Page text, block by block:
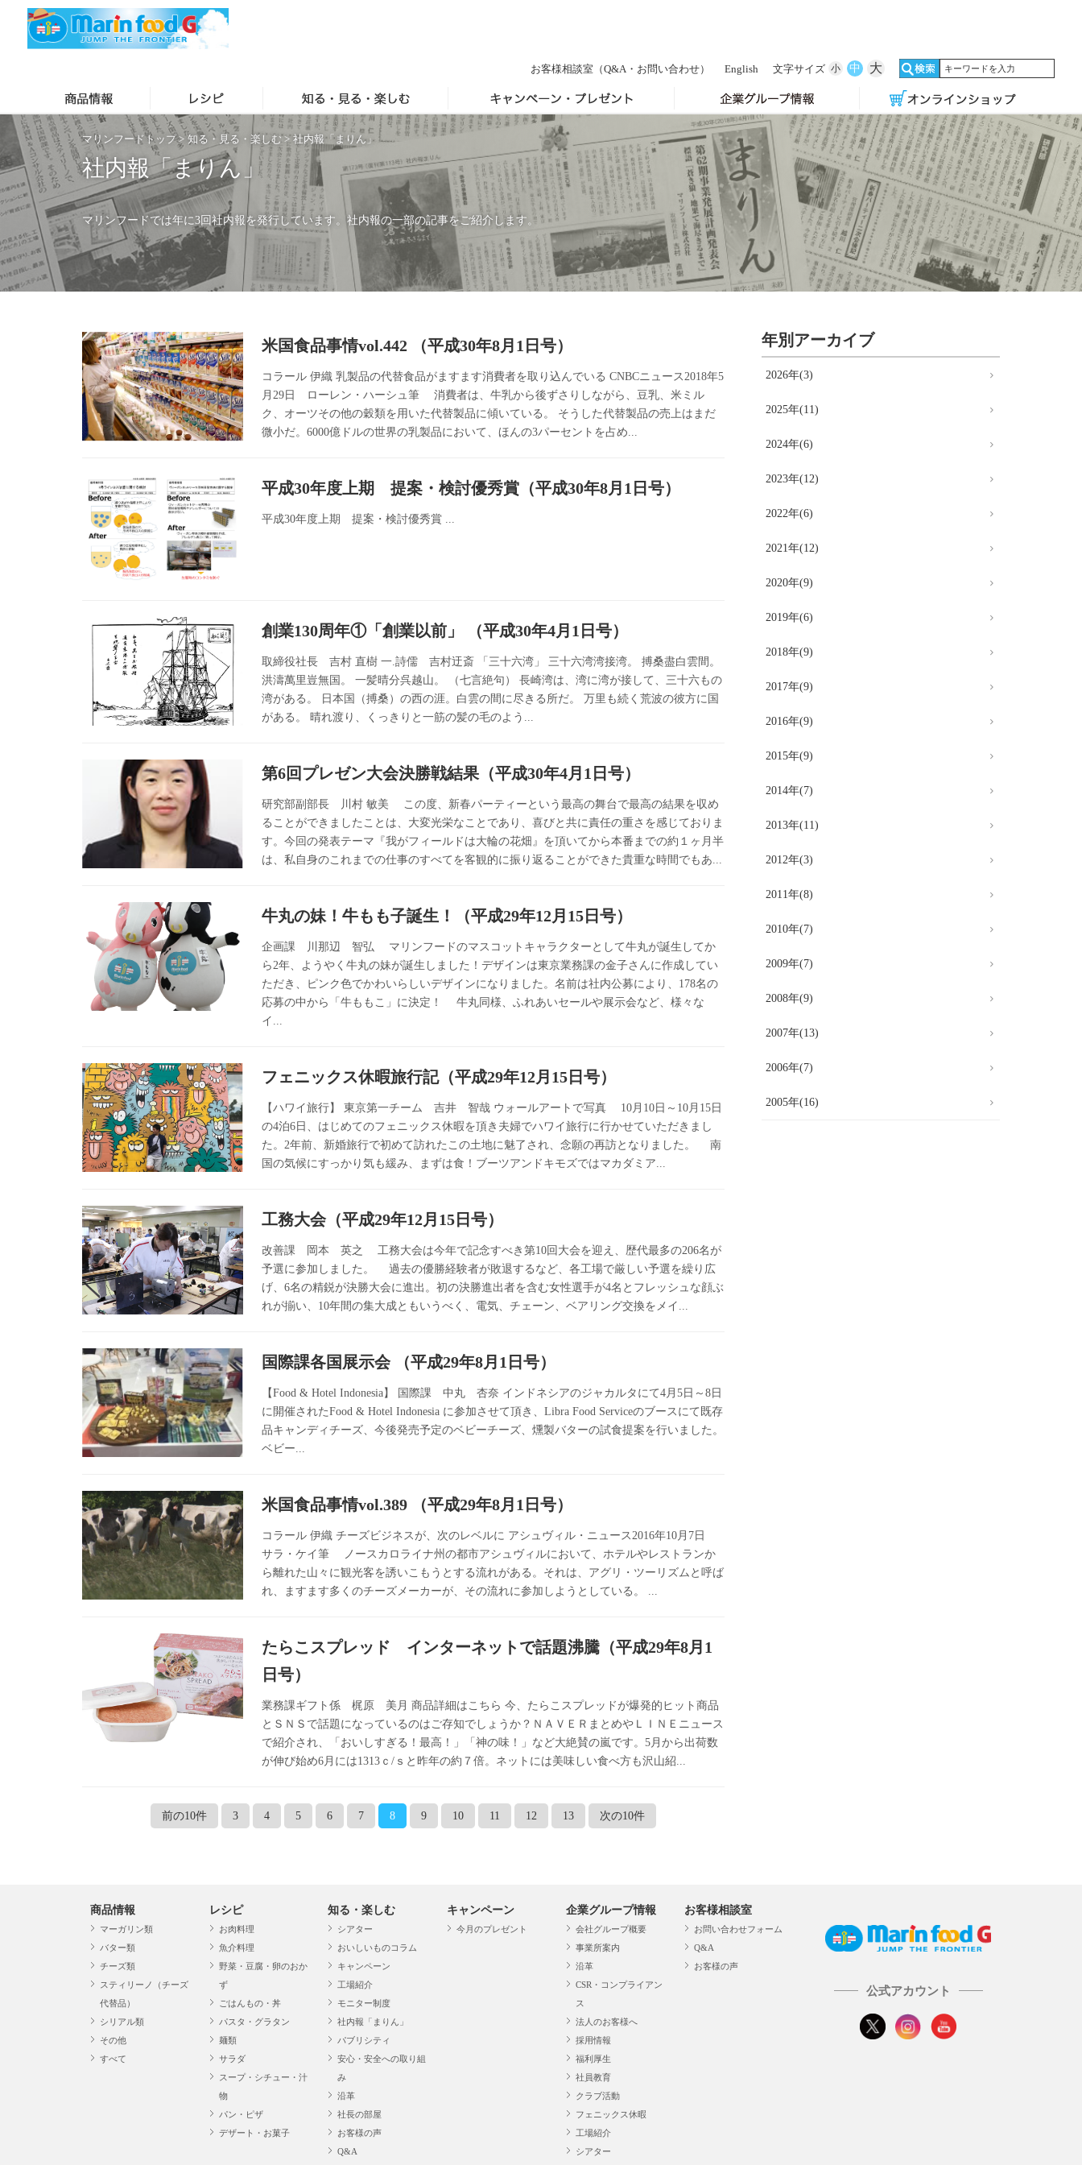
お客様相談室 （Q&A・お問い合わせ） English 文字サイズ 小 中 大
マリンフードトップ> 知る・見る・楽しむ> 社内報「まりん」
社内報「まりん」
マリンフードでは年に3回社内報を発行しています。社内報の一部の記事をご紹介します。
米国食品事情vol.442 （平成30年8月1日号）
コラール 伊織 乳製品の代替食品がますます消費者を取り込んでいる CNBCニュース2018年5
月29日 ローレン・ハーシュ筆 消費者は、牛乳から後ずさりしながら、豆乳、米ミル
ク、オーツその他の穀類を用いた代替製品に傾いている。 そうした代替製品の売上はまだ
微小だ。6000億ドルの世界の乳製品において、ほんの3パーセントを占め...
平成30年度上期 提案・検討優秀賞（平成30年8月1日号）
平成30年度上期 提案・検討優秀賞 ...
創業130周年①「創業以前」 （平成30年4月1日号）
取締役社長 吉村 直樹 一.詩儒 吉村迂斎 「三十六湾」 三十六湾湾接湾。 搏桑盡白雲間。
洪濤萬里豈無国。 一髪晴分呉越山。 （七言絶句） 長崎湾は、湾に湾が接して、三十六もの
湾がある。 日本国（搏桑）の西の涯。白雲の間に尽きる所だ。 万里も続く荒波の彼方に国
がある。 晴れ渡り、くっきりと一筋の髪の毛のよう...
第6回プレゼン大会決勝戦結果（平成30年4月1日号）
研究部副部長 川村 敏美 この度、新春パーティーという最高の舞台で最高の結果を収め
ることができましたことは、大変光栄なことであり、喜びと共に責任の重さを感じておりま
す。今回の発表テーマ『我がフィールドは大輪の花畑』を頂いてから本番までの約１ヶ月半
は、私自身のこれまでの仕事のすべてを客観的に振り返ることができた貴重な時間でもあ...
牛丸の妹！牛もも子誕生！（平成29年12月15日号）
企画課 川那辺 智弘 マリンフードのマスコットキャラクターとして牛丸が誕生してか
ら2年、ようやく牛丸の妹が誕生しました！デザインは東京業務課の金子さんに作成してい
ただき、ピンク色でかわいらしいデザインになりました。名前は社内公募により、178名の
応募の中から「牛ももこ」に決定！ 牛丸同様、ふれあいセールや展示会など、様々な
イ...
フェニックス休暇旅行記（平成29年12月15日号）
【ハワイ旅行】 東京第一チーム 吉井 智哉 ウォールアートで写真 10月10日～10月15日
の4泊6日、はじめてのフェニックス休暇を頂き夫婦でハワイ旅行に行かせていただきまし
た。2年前、新婚旅行で初めて訪れたこの土地に魅了され、念願の再訪となりました。 南
国の気候にすっかり気も緩み、まずは食！ブーツアンドキモズではマカダミア...
工務大会（平成29年12月15日号）
改善課 岡本 英之 工務大会は今年で記念すべき第10回大会を迎え、歴代最多の206名が
予選に参加しました。 過去の優勝経験者が敗退するなど、各工場で厳しい予選を繰り広
げ、6名の精鋭が決勝大会に進出。初の決勝進出者を含む女性選手が4名とフレッシュな顔ぶ
れが揃い、10年間の集大成ともいうべく、電気、チェーン、ベアリング交換をメイ...
国際課各国展示会 （平成29年8月1日号）
【Food & Hotel Indonesia】 国際課 中丸 杏奈 インドネシアのジャカルタにて4月5日～8日
に開催されたFood & Hotel Indonesia に参加させて頂き、Libra Food Serviceのブースにて既存
品キャンディチーズ、今後発売予定のベビーチーズ、燻製バターの試食提案を行いました。
ベビー...
米国食品事情vol.389 （平成29年8月1日号）
コラール 伊織 チーズビジネスが、次のレベルに アシュヴィル・ニュース2016年10月7日
サラ・ケイ筆 ノースカロライナ州の都市アシュヴィルにおいて、ホテルやレストランか
ら離れた山々に観光客を誘いこもうとする流れがある。それは、アグリ・ツーリズムと呼ば
れ、ますます多くのチーズメーカーが、その流れに参加しようとしている。 ...
たらこスプレッド インターネットで話題沸騰（平成29年8月1
日号）
業務課ギフト係 梶原 美月 商品詳細はこちら 今、たらこスプレッドが爆発的ヒット商品
とＳＮＳで話題になっているのはご存知でしょうか？ＮＡＶＥＲまとめやＬＩＮＥニュース
で紹介され、「おいしすぎる！最高！」「神の味！」など大絶賛の嵐です。5月から出荷数
が伸び始め6月には1313ｃ/ｓと昨年の約７倍。ネットには美味しい食べ方も沢山紹...
前の10件 3 4 5 6 7 8 9 10 11 12 13 次の10件
年別アーカイブ
2026年(3)
2025年(11)
2024年(6)
2023年(12)
2022年(6)
2021年(12)
2020年(9)
2019年(6)
2018年(9)
2017年(9)
2016年(9)
2015年(9)
2014年(7)
2013年(11)
2012年(3)
2011年(8)
2010年(7)
2009年(7)
2008年(9)
2007年(13)
2006年(7)
2005年(16)
商品情報
マーガリン類
バター類
チーズ類
スティリーノ（チーズ
代替品）
シリアル類
その他
すべて
レシピ
お肉料理
魚介料理
野菜・豆腐・卵のおか
ず
ごはんもの・丼
パスタ・グラタン
麺類
サラダ
スープ・シチュー・汁
物
パン・ピザ
デザート・お菓子
知る・楽しむ
シアター
おいしいものコラム
キャンペーン
工場紹介
モニター制度
社内報「まりん」
パブリシティ
安心・安全への取り組
み
沿革
社長の部屋
お客様の声
Q&A
キャンペーン
今月のプレゼント
企業グループ情報
会社グループ概要
事業所案内
沿革
CSR・コンプライアン
ス
法人のお客様へ
採用情報
福利厚生
社員教育
クラブ活動
フェニックス休暇
工場紹介
シアター
お客様相談室
お問い合わせフォーム
Q&A
お客様の声
公式アカウント